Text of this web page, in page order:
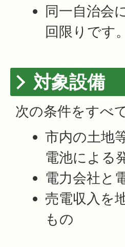
同一自治会
回限りです。
対象設備
次の条件をすべ
市内の土地
電池による
電力会社と
売電収入を
もの